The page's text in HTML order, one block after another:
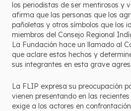
los periodistas de ser mentirosos y
afirma que las personas que los
pañoletas y otros símbolos que los
miembros del Consejo Regional
La Fundación hace un llamado al
que aclare estos hechos y
sus integrantes en esta grave
La FLIP expresa su preocupación
vienen presentando en las
exige a los actores en